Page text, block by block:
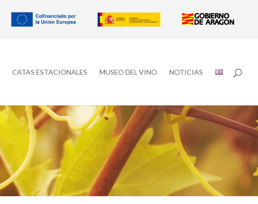
CATAS ESTACIONALES MUSEO DEL VINO NOTICIAS